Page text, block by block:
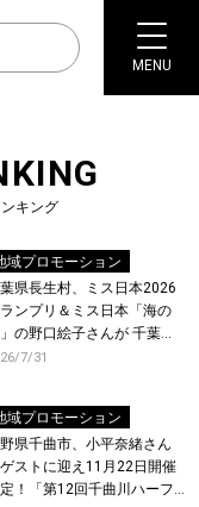
MENU
キング
域プロモーション
県長生村、ミス日本2026
ンプリ＆ミス日本「海の
の野口絵子さんが 千葉県
の村・長生村で地引網を
7/31
域プロモーション
県千曲市、小平奈緒さん
ストに迎え11月22日開催
！「第12回千曲川ハーフ